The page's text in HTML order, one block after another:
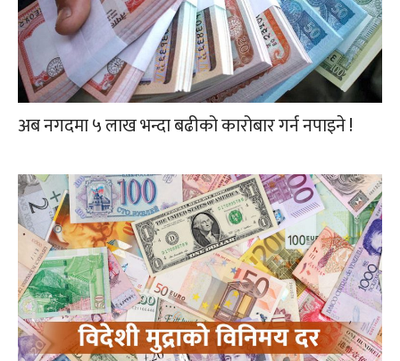
अब नगदमा ५ लाख भन्दा बढीको कारोबार गर्न नपाइने !